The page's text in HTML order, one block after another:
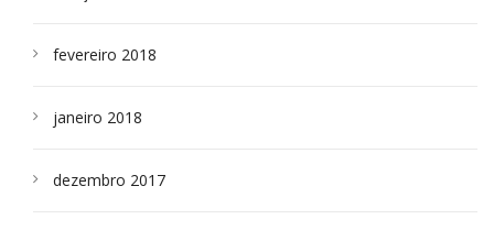
fevereiro 2018
janeiro 2018
dezembro 2017